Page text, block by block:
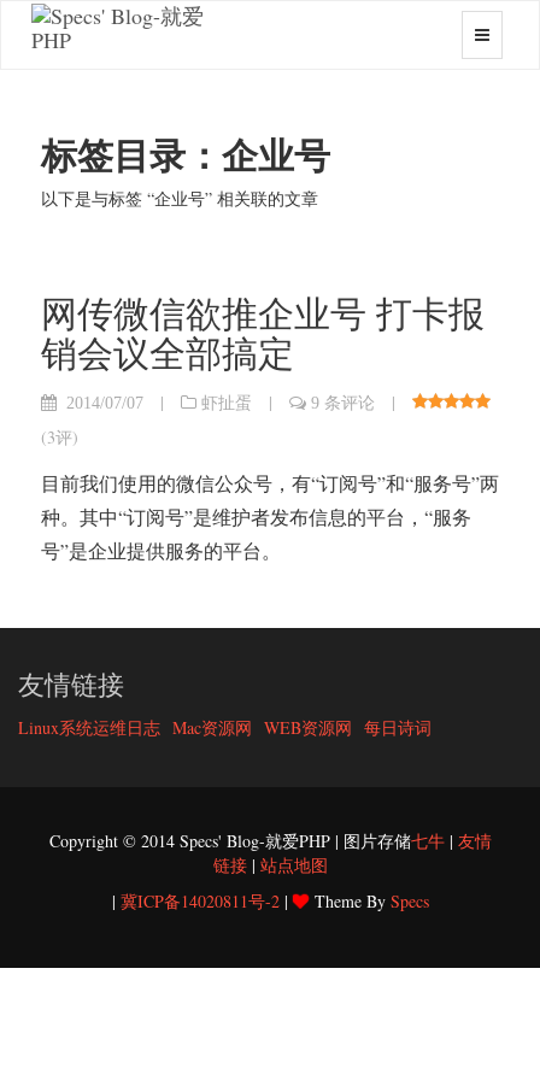
标签目录：企业号
以下是与标签 “企业号” 相关联的文章
网传微信欲推企业号 打卡报
销会议全部搞定
2014/07/07 | 虾扯蛋 | 9 条评论
|
(3评)
目前我们使用的微信公众号，有“订阅号”和“服务号”两
种。其中“订阅号”是维护者发布信息的平台，“服务
号”是企业提供服务的平台。
友情链接
Linux系统运维日志 Mac资源网 WEB资源网 每日诗词
Copyright © 2014 Specs' Blog-就爱PHP | 图片存储七牛| 友情
链接| 站点地图
| 冀ICP备14020811号-2| Theme By Specs